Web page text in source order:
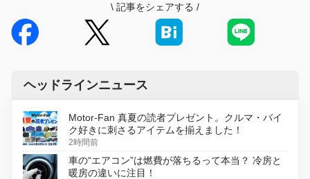
\ 記事をシェアする /
ヘッドラインニュース
Motor-Fan 真夏の読者プレゼント。クルマ・バイ
ク好きに刺さるアイテムを揃えました！
2時間前
車の“エアコン”は燃費が落ちるって本当？ 冷房と
暖房の違いに注目！